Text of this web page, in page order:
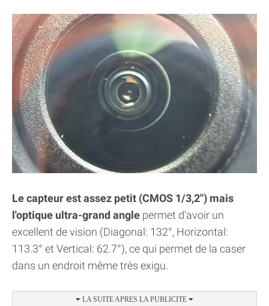
Le capteur est assez petit (CMOS 1/3,2") mais
l'optique ultra-grand angle permet d'avoir un
excellent de vision (Diagonal: 132°, Horizontal:
113.3° et Vertical: 62.7°), ce qui permet de la caser
dans un endroit même très exigu.